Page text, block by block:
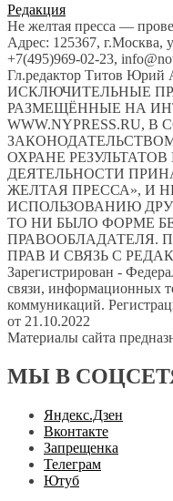
Редакция
Не желтая пресса —
Адрес: 125367, г.Москва,
+7(495)969-02-23,
Гл.редактор Титов Юрий
ИСКЛЮЧИТЕЛЬНЫЕ
РАЗМЕЩЁННЫЕ НА
WWW.NYPRESS.RU,
ОХРАНЕ
ДЕЯТЕЛЬНОСТИ
ЖЕЛТАЯ ПРЕССА», И
ИСПОЛЬЗОВАНИЮ
ТО НИ БЫЛО ФОРМЕ
ПРАВООБЛАДАТЕЛЯ.
ПРАВ И СВЯЗЬ С
Зарегистрирован -
связи, информационных
коммуникаций.
от 21.10.2022
Материалы сайта
МЫ В
Яндекс.Дзен
Вконтакте
Запрещенка
Телеграм
Ютуб